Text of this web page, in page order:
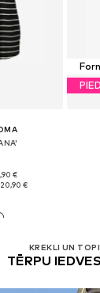
€
20,90 €
KREKLI UN TOPI
TĒRPU